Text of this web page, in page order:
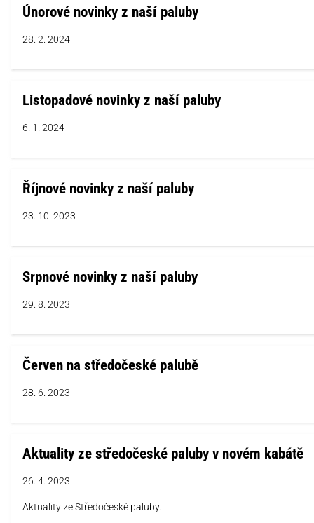
Únorové novinky z naší paluby
28. 2. 2024
Listopadové novinky z naší paluby
6. 1. 2024
Říjnové novinky z naší paluby
23. 10. 2023
Srpnové novinky z naší paluby
29. 8. 2023
Červen na středočeské palubě
28. 6. 2023
Aktuality ze středočeské paluby v novém kabátě
26. 4. 2023
Aktuality ze Středočeské paluby.